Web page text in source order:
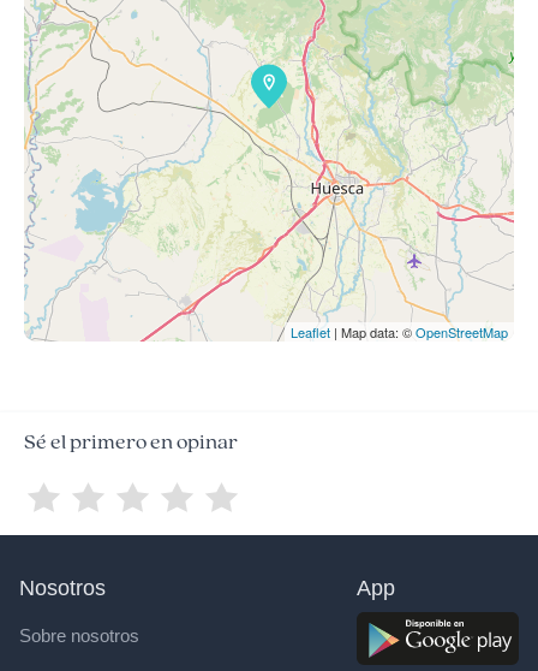
Leaflet | Map data: ©OpenStreetMap
Sé el primero en opinar
Nosotros
Sobre nosotros
App